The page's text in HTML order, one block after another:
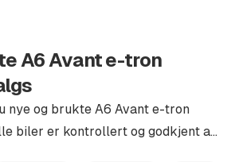
A6 Avant e-tron
nye og brukte A6 Avant e-tron
biler er kontrollert og godkjent av